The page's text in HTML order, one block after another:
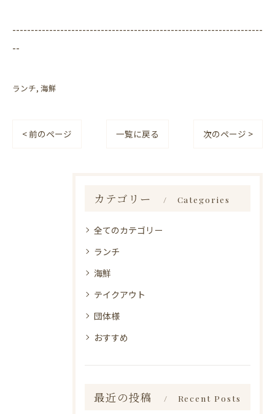
--------------------------------------------------------------------
--
ランチ 海鮮
< 前のページ 一覧に戻る 次のページ >
カテゴリー Categories
全てのカテゴリー
ランチ
海鮮
テイクアウト
団体様
おすすめ
最近の投稿 Recent Posts